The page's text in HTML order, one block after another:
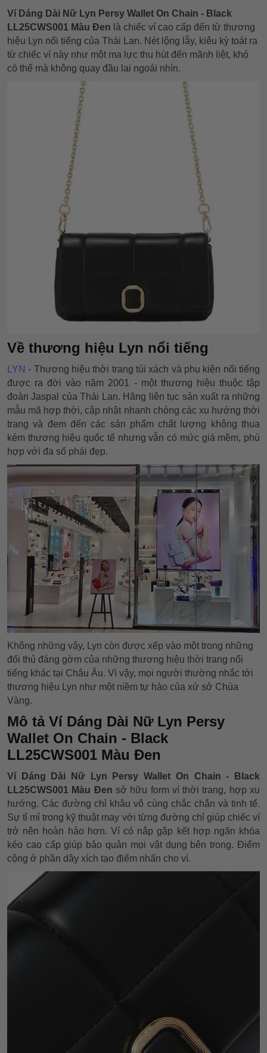
Ví Dáng Dài Nữ Lyn Persy Wallet On Chain - Black
LL25CWS001 Màu Đen là chiếc ví cao cấp đến từ thương
hiệu Lyn nổi tiếng của Thái Lan. Nét lộng lẫy, kiêu kỳ toát ra
từ chiếc ví này như một ma lực thu hút đến mãnh liệt, khó
có thể mà không quay đầu lại ngoái nhìn.
Về thương hiệu Lyn nổi tiếng
LYN - Thương hiệu thời trang túi xách và phụ kiện nổi tiếng
được ra đời vào năm 2001 - một thương hiệu thuộc tập
đoàn Jaspal của Thái Lan. Hãng liên tục sản xuất ra những
mẫu mã hợp thời, cập nhật nhanh chóng các xu hướng thời
trang và đem đến các sản phẩm chất lượng không thua
kém thương hiệu quốc tế nhưng vẫn có mức giá mềm, phù
hợp với đa số phái đẹp.
Không những vậy, Lyn còn được xếp vào một trong những
đối thủ đáng gờm của những thương hiệu thời trang nổi
tiếng khác tại Châu Âu. Vì vậy, mọi người thường nhắc tới
thương hiệu Lyn như một niềm tự hào của xứ sở Chùa
Vàng.
Mô tả Ví Dáng Dài Nữ Lyn Persy
Wallet On Chain - Black
LL25CWS001 Màu Đen
Ví Dáng Dài Nữ Lyn Persy Wallet On Chain - Black
LL25CWS001 Màu Đen sở hữu form ví thời trang, hợp xu
hướng. Các đường chỉ khâu vô cùng chắc chắn và tinh tế.
Sự tỉ mỉ trong kỹ thuật may với từng đường chỉ giúp chiếc ví
trở nên hoàn hảo hơn. Ví có nắp gập kết hợp ngăn khóa
kéo cao cấp giúp bảo quản mọi vật dụng bên trong. Điểm
cộng ở phần dây xích tạo điểm nhấn cho ví.